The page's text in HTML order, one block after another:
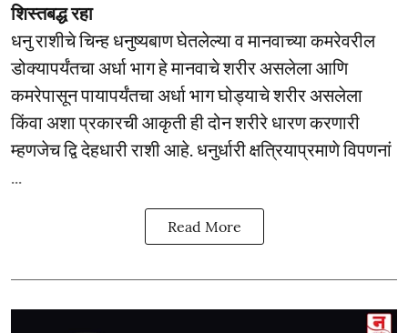
शिस्तबद्ध रहा
धनु राशीचे चिन्ह धनुष्यबाण घेतलेल्या व मानवाच्या कमरेवरील
डोक्यापर्यंतचा अर्धा भाग हे मानवाचे शरीर असलेला आणि
कमरेपासून पायापर्यंतचा अर्धा भाग घोड्याचे शरीर असलेला
किंवा अशा प्रकारची आकृती ही दोन शरीरे धारण करणारी
म्हणजेच द्वि देहधारी राशी आहे. धनुर्धारी क्षत्रियाप्रमाणे विपणनां
Read More